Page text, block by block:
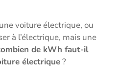
voiture électrique, ou
à l’électrique, mais une
de kWh faut-il
électrique?